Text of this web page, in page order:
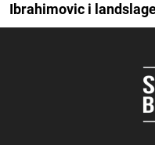
Ibrahimovic i